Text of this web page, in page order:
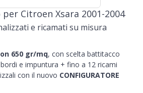
Citroen Xsara 2001-2004
e ricamati su misura
650 gr/mq, con scelta battitacco
e impuntura + fino a 12 ricami
con il nuovo CONFIGURATORE